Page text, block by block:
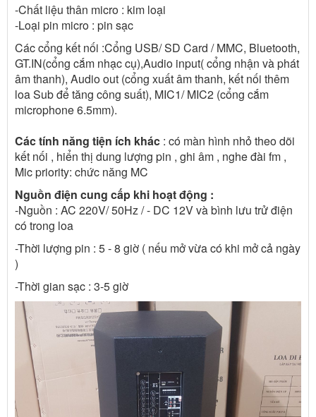
-Chất liệu thân micro : kim loại
-Loại pin micro : pin sạc
Các cổng kết nối :Cổng USB/ SD Card / MMC, Bluetooth,
GT.IN(cổng cắm nhạc cụ),Audio input( cổng nhận và phát
âm thanh), Audio out (cổng xuất âm thanh, kết nối thêm
loa Sub để tăng công suất), MIC1/ MIC2 (cổng cắm
microphone 6.5mm).
Các tính năng tiện ích khác : có màn hình nhỏ theo dõi
kết nối , hiển thị dung lượng pin , ghi âm , nghe đài fm ,
Mic priority: chức năng MC
Nguồn điện cung cấp khi hoạt động :
-Nguồn : AC 220V/ 50Hz / - DC 12V và bình lưu trử điện
có trong loa
-Thời lượng pin : 5 - 8 giờ ( nếu mở vừa có khi mở cả ngày
)
-Thời gian sạc : 3-5 giờ